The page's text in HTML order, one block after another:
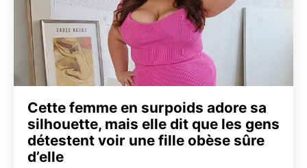
Cette femme en surpoids adore sa
silhouette, mais elle dit que les gens
détestent voir une fille obèse sûre
d’elle